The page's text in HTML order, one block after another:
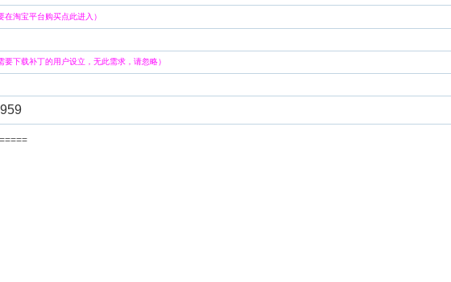
在淘宝平台购买点此进入）
要下载补丁的用户设立，无此需求，请忽略）